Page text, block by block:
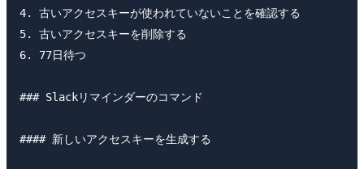
4. 古いアクセスキーが使われていないことを確認する
5. 古いアクセスキーを削除する
6. 77日待つ
### Slackリマインダーのコマンド
#### 新しいアクセスキーを生成する